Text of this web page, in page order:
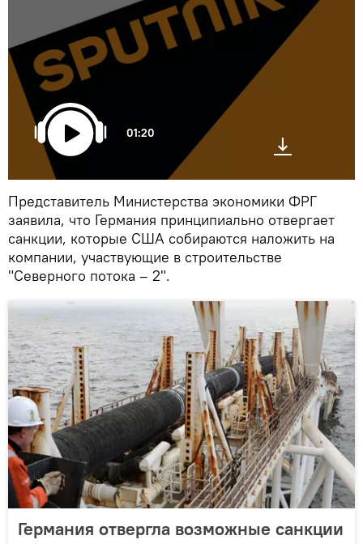
01:20
Представитель Министерства экономики ФРГ
заявила, что Германия принципиально отвергает
санкции, которые США собираются наложить на
компании, участвующие в строительстве
"Северного потока – 2".
Германия отвергла возможные санкции